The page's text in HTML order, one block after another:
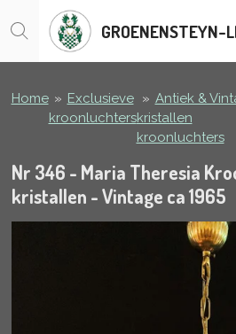
direct
hoofdinhoud
Home » Exclusieve
kroonluchters
» Antiek &
kristallen
kroonluchters
Nr 346 - Maria Theresia
kristallen - Vintage ca 1965